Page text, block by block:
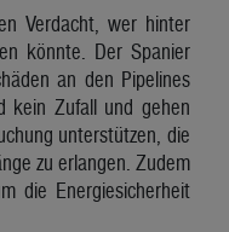
Verdacht, wer hinter
könnte. Der Spanier
an den Pipelines
kein Zufall und gehen
unterstützen, die
zu erlangen. Zudem
die Energiesicherheit